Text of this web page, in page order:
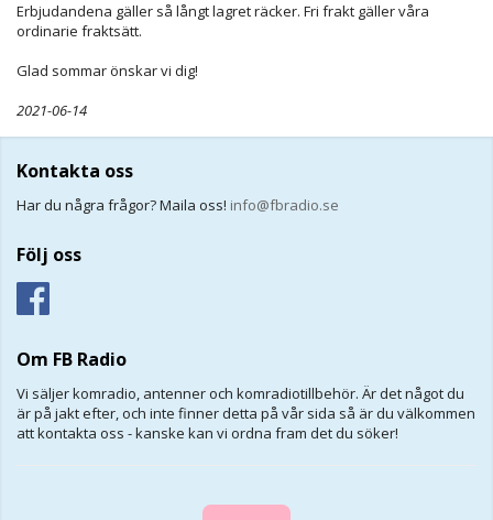
Erbjudandena gäller så långt lagret räcker. Fri frakt gäller våra
ordinarie fraktsätt.
Glad sommar önskar vi dig!
2021-06-14
Kontakta oss
Har du några frågor? Maila oss! info@fbradio.se
Följ oss
Om FB Radio
Vi säljer komradio, antenner och komradiotillbehör. Är det något du
är på jakt efter, och inte finner detta på vår sida så är du välkommen
att kontakta oss - kanske kan vi ordna fram det du söker!